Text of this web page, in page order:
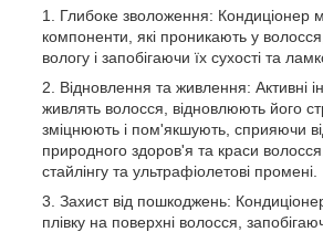
Глибоке зволоження: Кондиціонер
компоненти, які проникають у
вологу і запобігаючи їх сухості та
Відновлення та живлення: Активні
живлять волосся, відновлюють його
зміцнюють і пом'якшують, сприяючи
природного здоров'я та краси
стайлінгу та ультрафіолетові промені.
Захист від пошкоджень:
плівку на поверхні волосся,